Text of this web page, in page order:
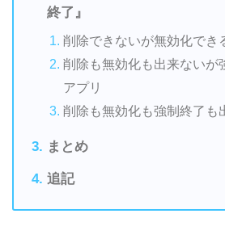
終了』
削除できないが無効化でき
削除も無効化も出来ないが
アプリ
削除も無効化も強制終了も
まとめ
追記